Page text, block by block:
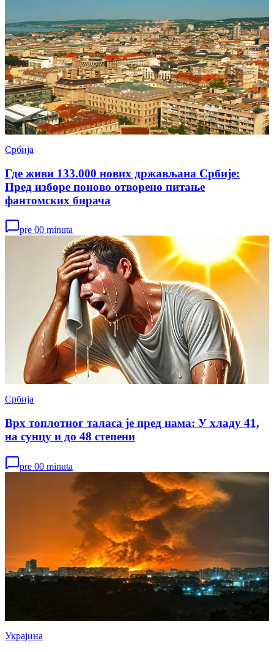
Србија
Где живи 133.000 нових држављана Србије:
Пред изборе поново отворено питање
фантомских бирача
pre 00 minuta
Србија
Врх топлотног таласа је пред нама: У хладу 41,
на сунцу и до 48 степени
pre 00 minuta
Украјина